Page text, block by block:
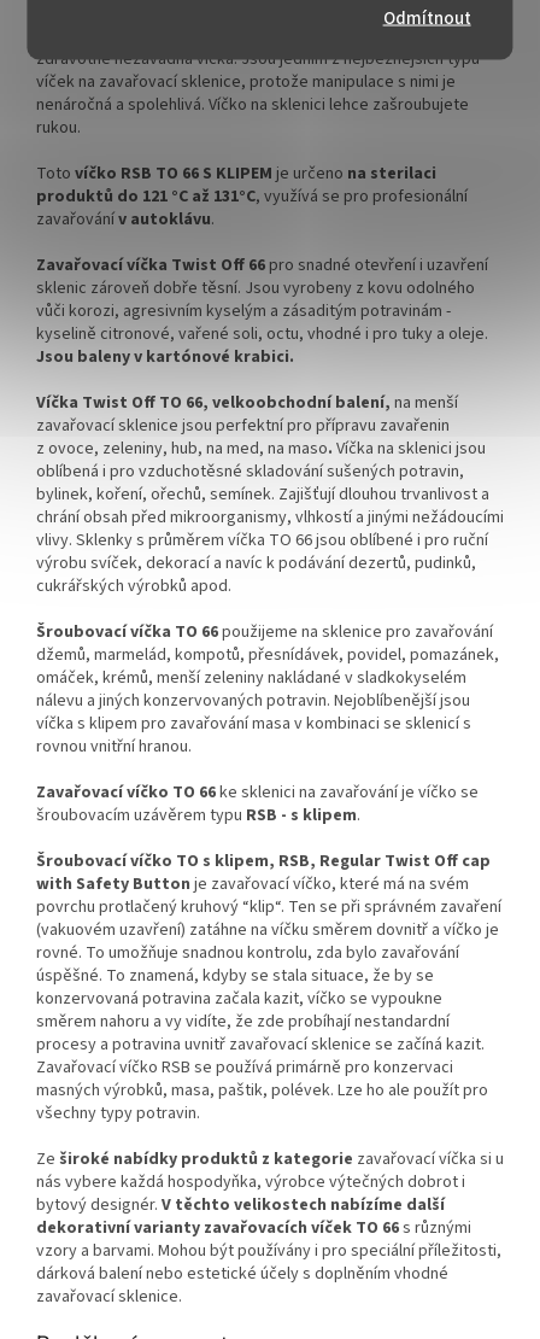
Odmítnout
Kupte karton víček a máte
na něj dopravu ZDARMA!
Kupte karton víček a máte
na něj dopravu ZDARMA!
Šroubovací zavařovací víčka RSB s klipem na sklenice se
zdravotně nezávadná víčka. Jsou jedním z nejběžnějších typů
víček na zavařovací sklenice, protože manipulace s nimi je
nenáročná a spolehlivá. Víčko na sklenici lehce zašroubujete
rukou.
Toto víčko RSB TO 66 S KLIPEM je určeno na sterilaci
produktů do 121 °C až 131°C, využívá se pro profesionální
zavařovánív autoklávu.
Zavařovací víčka Twist Off 66 pro snadné otevření i uzavření
sklenic zároveň dobře těsní. Jsou vyrobeny z kovu odolného
vůči korozi, agresivním kyselým a zásaditým potravinám -
kyselině citronové, vařené soli, octu, vhodné i pro tuky a oleje.
Jsou baleny v kartónové krabici.
Víčka Twist Off TO 66, velkoobchodní balení, na menší
zavařovací sklenice jsou perfektní pro přípravu zavařenin
z ovoce, zeleniny, hub, na med, na maso. Víčka na sklenici jsou
oblíbená i pro vzduchotěsné skladování sušených potravin,
bylinek, koření, ořechů, semínek. Zajišťují dlouhou trvanlivost a
chrání obsah před mikroorganismy, vlhkostí a jinými nežádoucími
vlivy. Sklenky s průměrem víčka TO 66 jsou oblíbené i pro ruční
výrobu svíček, dekorací a navíc k podávání dezertů, pudinků,
cukrářských výrobků apod.
Šroubovací víčka TO 66použijeme na sklenice pro zavařování
džemů, marmelád, kompotů, přesnídávek, povidel, pomazánek,
omáček, krémů, menší zeleniny nakládané v sladkokyselém
nálevu a jiných konzervovaných potravin. Nejoblíbenější jsou
víčka s klipem pro zavařování masa v kombinaci se sklenicí s
rovnou vnitřní hranou.
Zavařovací víčko TO 66ke sklenici na zavařování je víčko se
šroubovacím uzávěrem typu RSB - s klipem.
Šroubovací víčko TO s klipem, RSB, Regular Twist Off cap
with Safety Button je zavařovací víčko, které má na svém
povrchu protlačený kruhový “klip“. Ten se při správném zavaření
(vakuovém uzavření) zatáhne na víčku směrem dovnitř a víčko je
rovné. To umožňuje snadnou kontrolu, zda bylo zavařování
úspěšné. To znamená, kdyby se stala situace, že by se
konzervovaná potravina začala kazit, víčko se vypoukne
směrem nahoru a vy vidíte, že zde probíhají nestandardní
procesy a potravina uvnitř zavařovací sklenice se začíná kazit.
Zavařovací víčko RSB se používá primárně pro konzervaci
masných výrobků, masa, paštik, polévek. Lze ho ale použít pro
všechny typy potravin.
Ze široké nabídky produktů z kategorie zavařovací víčka si u
nás vybere každá hospodyňka, výrobce výtečných dobrot i
bytový designér. V těchto velikostech nabízíme další
dekorativní varianty zavařovacích víček TO 66s různými
vzory a barvami. Mohou být používány i pro speciální příležitosti,
dárková balení nebo estetické účely s doplněním vhodné
zavařovací sklenice.